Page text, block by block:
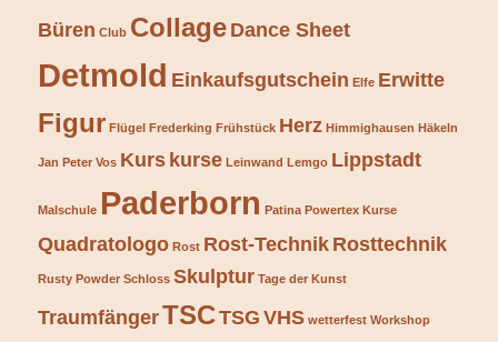
Büren Club Collage Dance Sheet
Detmold Einkaufsgutschein Elfe Erwitte
Figur Flügel Frederking Frühstück Herz Himmighausen Häkeln
Jan Peter Vos Kurs kurse Leinwand Lemgo Lippstadt
Malschule Paderborn Patina Powertex Kurse
Quadratologo Rost Rost-Technik Rosttechnik
Rusty Powder Schloss Skulptur Tage der Kunst
TraumfängerTSCTSG VHS wetterfest Workshop